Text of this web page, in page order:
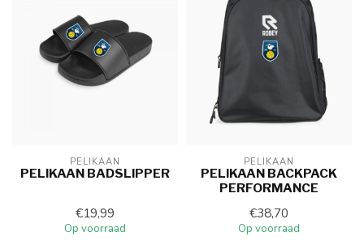
PELIKAAN
PELIKAAN BADSLIPPER
€19,99
Op voorraad
PELIKAAN
PELIKAAN BACKPACK
PERFORMANCE
€38,70
Op voorraad